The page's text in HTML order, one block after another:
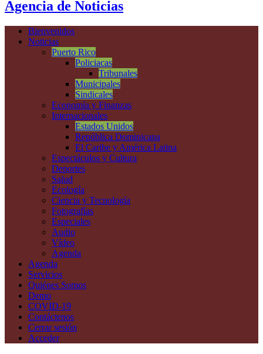
Agencia de Noticias
Bienvenidos
Noticias
Puerto Rico
Policiacas
Tribunales
Municipales
Sindicales
Economía y Finanzas
Internacionales
Estados Unidos
República Dominicana
El Caribe y América Latina
Espectáculos y Cultura
Deportes
Salud
Ecología
Ciencia y Tecnología
Fotografías
Especiales
Audio
Vídeo
Agenda
Agenda
Servicios
Quiénes Somos
Demo
COVID-19
Contáctenos
Cerrar sesión
Acceder